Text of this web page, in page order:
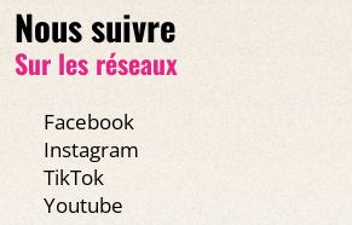
Nous suivre
Sur les réseaux
Facebook
Instagram
TikTok
Youtube